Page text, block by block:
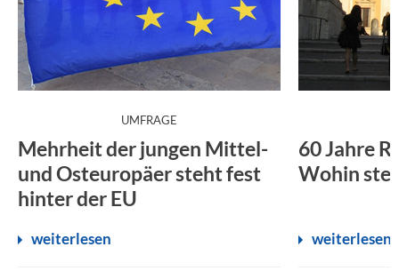
UMFRAGE
Mehrheit der jungen Mittel-
und Osteuropäer steht fest
hinter der EU
weiterlesen
60 Jahre
Wohin
weiterlesen